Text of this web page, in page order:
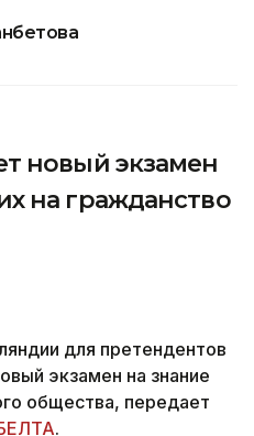
новый экзамен
на гражданство
для претендентов
экзамен на знание
общества, передает